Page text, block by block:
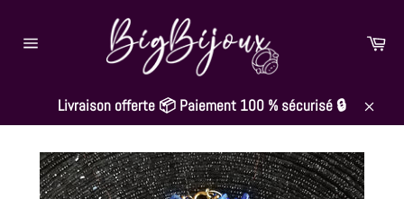
contenu
Livraison offerte 📦 Paiement 100 % sécurisé 🔒
Close